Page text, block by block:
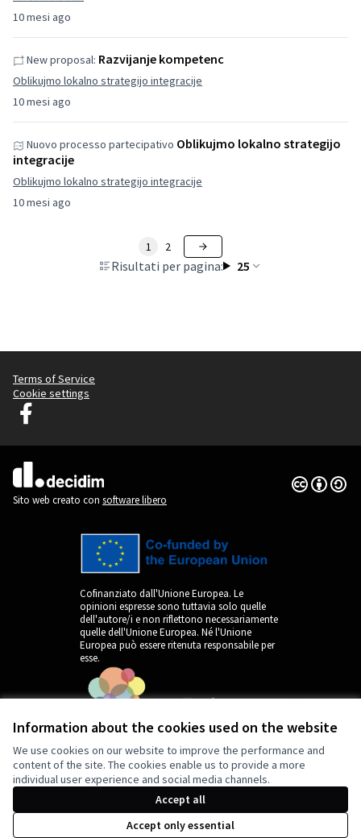
Information about the cookies used on the website
We use cookies on our website to improve the performance and
content of the site. The cookies enable us to provide a more
individual user experience and social media channels.
Accept all
Accept only essential
10 mesi ago
10 mesi ago
New proposal: Razvijanje kompetenc
Oblikujmo lokalno strategijo integracije
10 mesi ago
Nuovo processo partecipativo Oblikujmo lokalno strategijo
integracije
Oblikujmo lokalno strategijo integracije
Risultati per pagina: 25
1 2
Terms of Service
Cookie settings
Decidim Lubiana su Facebook
(Collegamento esterno)
Sito web creato con software libero
Licenza
Cofinanziato dall'Unione Europea. Le
opinioni espresse sono tuttavia solo quelle
dell'autore/i e non riflettono necessariamente
quelle dell'Unione Europea. Né l'Unione
Europea può essere ritenuta responsabile per
esse.
by